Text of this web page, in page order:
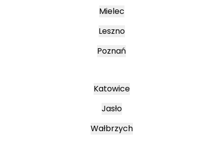
Mielec
Leszno
Poznań
Katowice
Jasło
Wałbrzych